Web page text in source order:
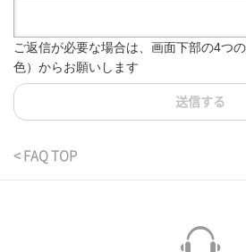
ご返信が必要な場合は、画面下部の4つ
色）からお願いします
送信する
< FAQ TOP